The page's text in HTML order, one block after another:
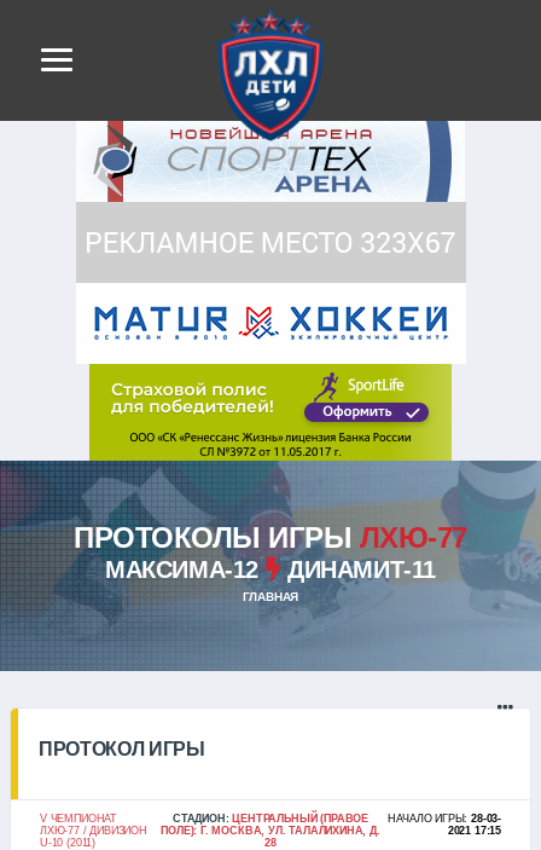
ПРОТОКОЛЫ ИГРЫ ЛХЮ-77
МАКСИМА-12 ДИНАМИТ-11
ГЛАВНАЯ
ПРОТОКОЛ ИГРЫ
V ЧЕМПИОНАТ
ЛХЮ-77 / ДИВИЗИОН
U-10 (2011)
СТАДИОН: ЦЕНТРАЛЬНЫЙ (ПРАВОЕ
ПОЛЕ): Г. МОСКВА, УЛ. ТАЛАЛИХИНА, Д.
28
НАЧАЛО ИГРЫ:28-03-
2021 17:15